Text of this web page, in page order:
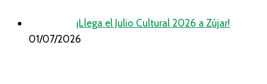
¡Llega el Julio Cultural 2026 a Zújar!
01/07/2026